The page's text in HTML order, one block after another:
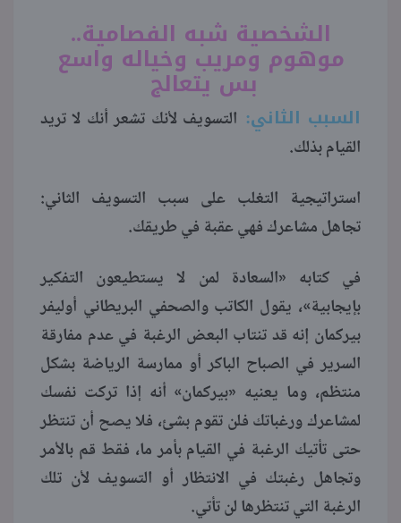
الشخصية شبه الفصامية..
موهوم ومريب وخياله واسع
بس يتعالج
السبب الثاني: التسويف لأنك تشعر أنك لا تريد
القيام بذلك.
استراتيجية التغلب على سبب التسويف الثاني:
تجاهل مشاعرك فهي عقبة في طريقك.
في كتابه «السعادة لمن لا يستطيعون التفكير
بإيجابية»، يقول الكاتب والصحفي البريطاني أوليفر
بيركمان إنه قد تنتاب البعض الرغبة في عدم مفارقة
السرير في الصباح الباكر أو ممارسة الرياضة بشكل
منتظم، وما يعنيه «بيركمان» أنه إذا تركت نفسك
لمشاعرك ورغباتك فلن تقوم بشئ، فلا يصح أن تنتظر
حتى تأتيك الرغبة في القيام بأمر ما، فقط قم بالأمر
وتجاهل رغبتك في الانتظار أو التسويف لأن تلك
الرغبة التي تنتظرها لن تأتي.